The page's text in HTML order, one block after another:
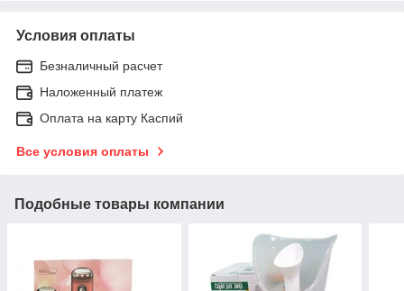
Условия оплаты
Безналичный расчет
Наложенный платеж
Оплата на карту Каспий
Все условия оплаты
Подобные товары компании